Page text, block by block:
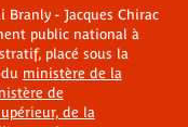
Branly - Jacques Chirac
public national à
placé sous la
ministère de la
de
de la